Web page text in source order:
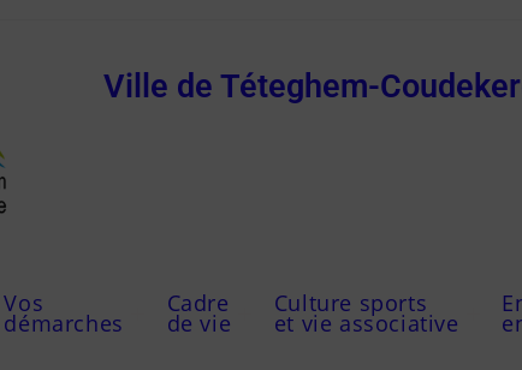
Ville de Téteghem-
Vos
démarches
Cadre
de vie
Culture sports
et vie associative